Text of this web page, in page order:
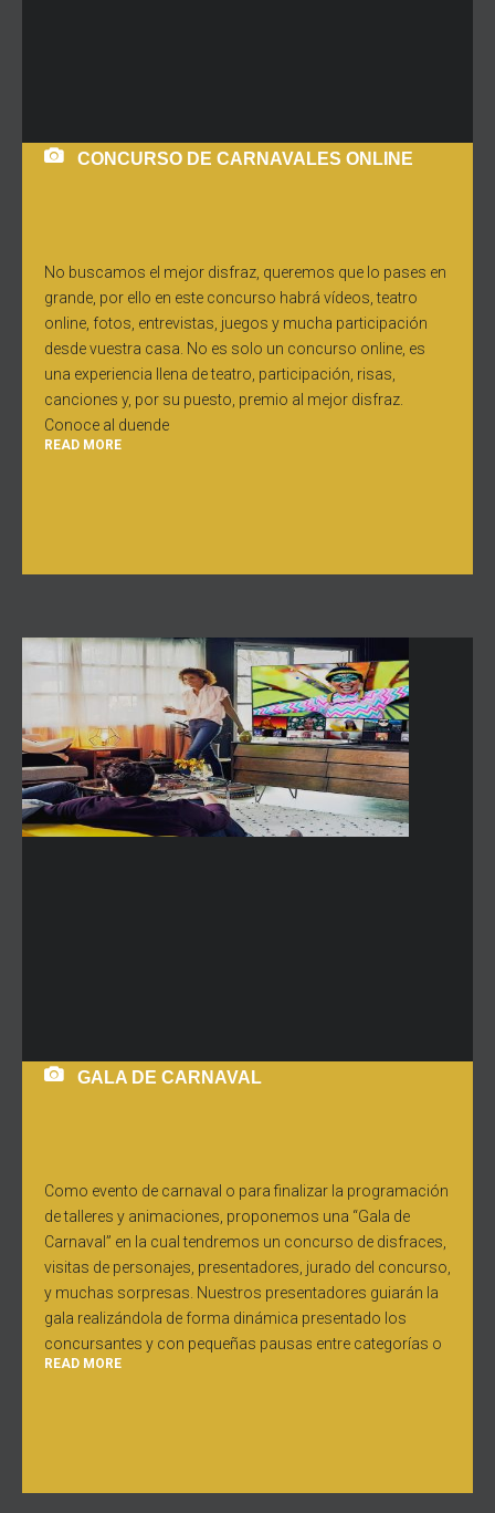
CONCURSO DE CARNAVALES ONLINE
No buscamos el mejor disfraz, queremos que lo pases en
grande, por ello en este concurso habrá vídeos, teatro
online, fotos, entrevistas, juegos y mucha participación
desde vuestra casa. No es solo un concurso online, es
una experiencia llena de teatro, participación, risas,
canciones y, por su puesto, premio al mejor disfraz.
Conoce al duende
READ MORE
GALA DE CARNAVAL
Como evento de carnaval o para finalizar la programación
de talleres y animaciones, proponemos una “Gala de
Carnaval” en la cual tendremos un concurso de disfraces,
visitas de personajes, presentadores, jurado del concurso,
y muchas sorpresas. Nuestros presentadores guiarán la
gala realizándola de forma dinámica presentado los
concursantes y con pequeñas pausas entre categorías o
READ MORE